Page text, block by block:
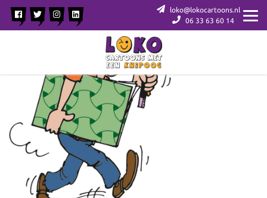
loko@lokocartoons.nl
06 33 63 60 14